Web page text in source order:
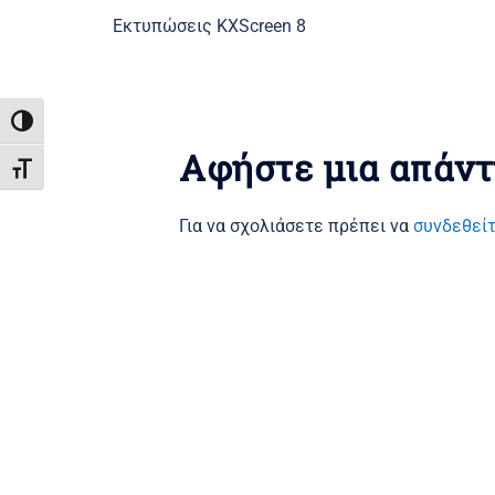
ΕΝΑΛΛΑΓΉ ΥΨΗΛΉΣ ΑΝΤΊΘΕΣΗΣ
ΕΝΑΛΛΑΓΉ ΜΕΓΈΘΟΥΣ ΓΡΑΜΜΆΤΩΝ
Εκτυπώσεις KXScreen 8
Αφήστε μια
Για να σχολιάσετε πρέπει να